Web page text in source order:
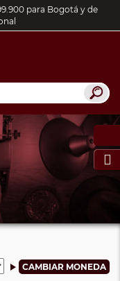
para Bogotá y de
